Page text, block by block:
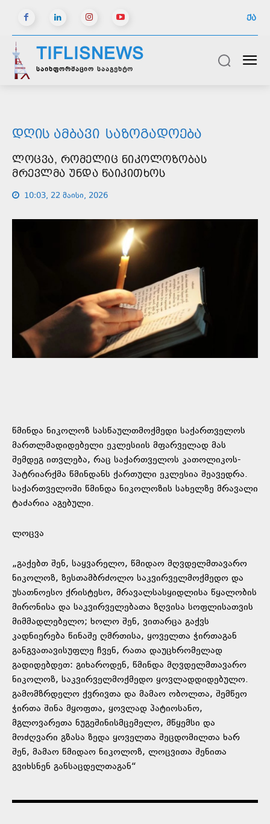
ᲥᲐ
TIFLISNEWS
საინფორმაციო სააგენტო
ᲓᲦᲘᲡ ᲐᲛᲑᲐᲕᲘ ᲡᲐᲖᲝᲒᲐᲓᲝᲔᲑᲐ
ᲚᲝᲪᲕᲐ, ᲠᲝᲛᲔᲚᲘᲪ ᲜᲘᲙᲝᲚᲝᲖᲝᲑᲐᲡ
ᲛᲠᲔᲕᲚᲛᲐ ᲣᲜᲓᲐ ᲬᲐᲘᲙᲘᲗᲮᲝᲡ
10:03, 22 მაისი, 2026
წმინდა ნიკოლოზ სასწაულთმოქმედი საქართველოს
მართლმადიდებელი ეკლესიის მფარველად მას
შემდეგ ითვლება, რაც საქართველოს კათოლიკოს-
პატრიარქმა წმინდანს ქართული ეკლესია შეავედრა.
საქართველოში წმინდა ნიკოლოზის სახელზე მრავალი
ტაძარია აგებული.
ლოცვა
„გაქებთ შენ, საყვარელო, წმიდაო მღვდელმთავარო
ნიკოლოზ, ზესთამბრძოლო საკვირველმოქმედო და
უსათნოესო ქრისტესო, მრავალსასყიდლისა წყალობის
მირონისა და საკვირველებათა ზღვისა სოფლისათვის
მიმმადლებელო; ხოლო შენ, ვითარცა გაქვს
კადნიერება წინაშე ღმრთისა, ყოველთა ჭირთაგან
განგვათავისუფლე ჩვენ, რათა დაუცხრომელად
გადიდებდეთ: გიხაროდენ, წმინდა მღვდელმთავარო
ნიკოლოზ, საკვირველმოქმედო ყოვლადდიდებულო.
გამომზრდელო ქვრივთა და მამაო ობოლთა, შემწეო
ჭირთა შინა მყოფთა, ყოვლად პატიოსანო,
მგლოვარეთა ნუგეშინისმცემელო, მწყემსი და
მოძღვარი გზასა ზედა ყოველთა შეცდომილთა ხარ
შენ, მამაო წმიდაო ნიკოლოზ, ლოცვითა შენითა
გვიხსნენ განსაცდელთაგან“